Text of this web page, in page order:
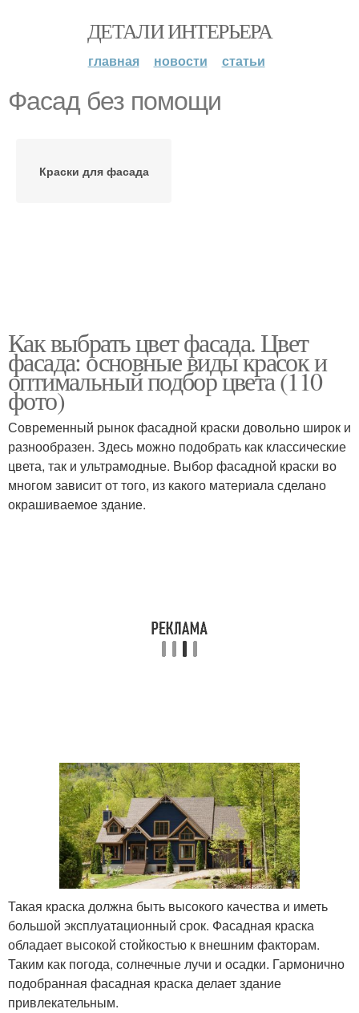
ДЕТАЛИ ИНТЕРЬЕРА
главная новости статьи
Фасад без помощи
Краски для фасада
Как выбрать цвет фасада. Цвет
фасада: основные виды красок и
оптимальный подбор цвета (110
фото)
Современный рынок фасадной краски довольно широк и
разнообразен. Здесь можно подобрать как классические
цвета, так и ультрамодные. Выбор фасадной краски во
многом зависит от того, из какого материала сделано
окрашиваемое здание.
Такая краска должна быть высокого качества и иметь
большой эксплуатационный срок. Фасадная краска
обладает высокой стойкостью к внешним факторам.
Таким как погода, солнечные лучи и осадки. Гармонично
подобранная фасадная краска делает здание
привлекательным.